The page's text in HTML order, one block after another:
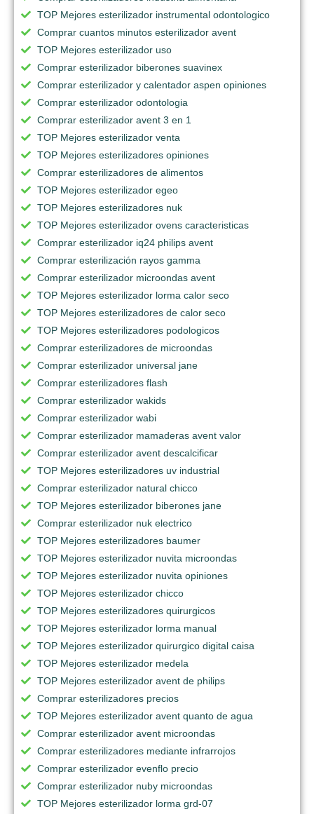
TOP Mejores esterilizador instrumental odontologico
Comprar cuantos minutos esterilizador avent
TOP Mejores esterilizador uso
Comprar esterilizador biberones suavinex
Comprar esterilizador y calentador aspen opiniones
Comprar esterilizador odontologia
Comprar esterilizador avent 3 en 1
TOP Mejores esterilizador venta
TOP Mejores esterilizadores opiniones
Comprar esterilizadores de alimentos
TOP Mejores esterilizador egeo
TOP Mejores esterilizadores nuk
TOP Mejores esterilizador ovens caracteristicas
Comprar esterilizador iq24 philips avent
Comprar esterilización rayos gamma
Comprar esterilizador microondas avent
TOP Mejores esterilizador lorma calor seco
TOP Mejores esterilizadores de calor seco
TOP Mejores esterilizadores podologicos
Comprar esterilizadores de microondas
Comprar esterilizador universal jane
Comprar esterilizadores flash
Comprar esterilizador wakids
Comprar esterilizador wabi
Comprar esterilizador mamaderas avent valor
Comprar esterilizador avent descalcificar
TOP Mejores esterilizadores uv industrial
Comprar esterilizador natural chicco
TOP Mejores esterilizador biberones jane
Comprar esterilizador nuk electrico
TOP Mejores esterilizadores baumer
TOP Mejores esterilizador nuvita microondas
TOP Mejores esterilizador nuvita opiniones
TOP Mejores esterilizador chicco
TOP Mejores esterilizadores quirurgicos
TOP Mejores esterilizador lorma manual
TOP Mejores esterilizador quirurgico digital caisa
TOP Mejores esterilizador medela
TOP Mejores esterilizador avent de philips
Comprar esterilizadores precios
TOP Mejores esterilizador avent quanto de agua
Comprar esterilizador avent microondas
Comprar esterilizadores mediante infrarrojos
Comprar esterilizador evenflo precio
Comprar esterilizador nuby microondas
TOP Mejores esterilizador lorma grd-07